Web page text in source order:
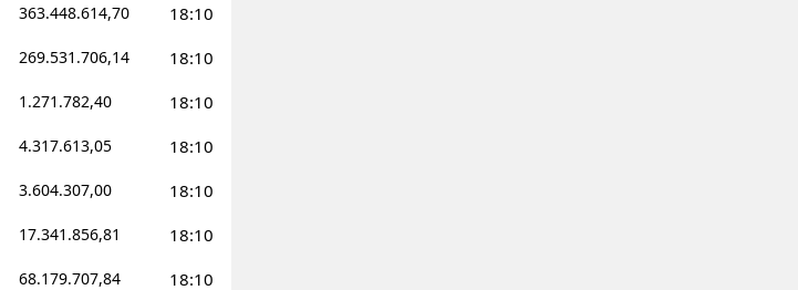
363.448.614,70 18:10
269.531.706,14 18:10
1.271.782,40 18:10
4.317.613,05 18:10
3.604.307,00 18:10
17.341.856,81 18:10
68.179.707,84 18:10